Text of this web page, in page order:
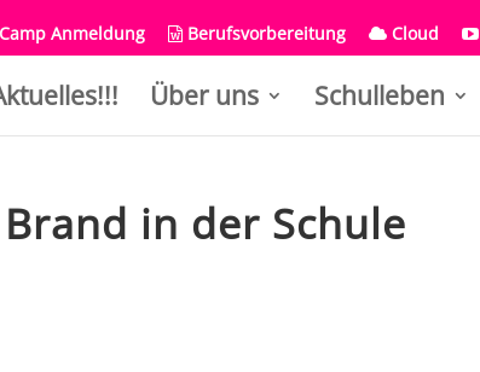
Anmeldung Berufsvorbereitung Cloud
Über uns Schulleben
in der Schule